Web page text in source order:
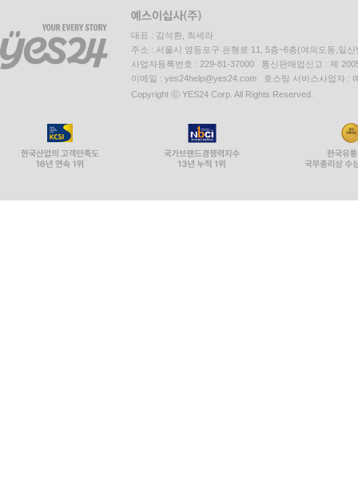
대표 : 김석환, 최세라
주소 : 서울시 영등포구 은행로 11, 5층~6층(여의도동,일신
사업자등록번호 : 229-81-37000 통신판매업신고 : 제
이메일 : yes24help@yes24.com 호스팅 서비스사업자 :
Copyright ⓒ YES24 Corp. All Rights Reserved.